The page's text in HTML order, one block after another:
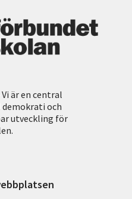
är en central
och
utveckling för